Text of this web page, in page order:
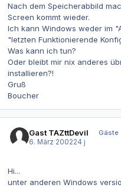
Nach dem Speicherabbild
Screen kommt wieder.
Ich kann Windows weder im
"letzten Funktionierende
Was kann ich tun?
Oder bleibt mir nix anderes
installieren?!
Gruß
Boucher
Gast TAZttDevil
Gäste
6. März 200224 j
Hi...
unter anderen Windows